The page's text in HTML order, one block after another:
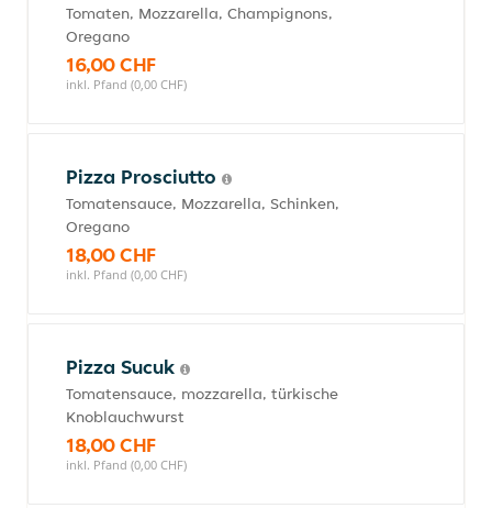
Tomaten, Mozzarella, Champignons,
Oregano
16,00 CHF
inkl. Pfand (0,00 CHF)
Pizza Prosciutto
Tomatensauce, Mozzarella, Schinken,
Oregano
18,00 CHF
inkl. Pfand (0,00 CHF)
Pizza Sucuk
Tomatensauce, mozzarella, türkische
Knoblauchwurst
18,00 CHF
inkl. Pfand (0,00 CHF)